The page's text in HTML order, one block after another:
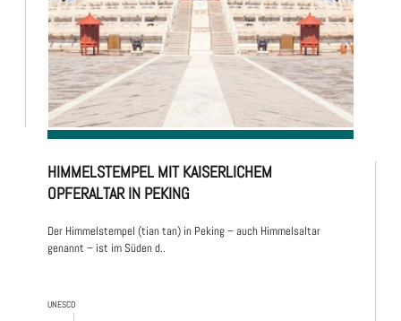
UNESCO
HIMMELSTEMPEL MIT KAISERLICHEM
OPFERALTAR IN PEKING
Der Himmelstempel (tian tan) in Peking – auch Himmelsaltar
genannt – ist im Süden d..